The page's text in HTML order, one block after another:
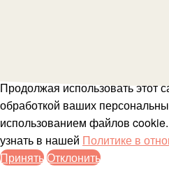
Продолжая использовать этот
обработкой ваших
использованием файлов
узнать в нашей Политике в
ПринятьОтклонить